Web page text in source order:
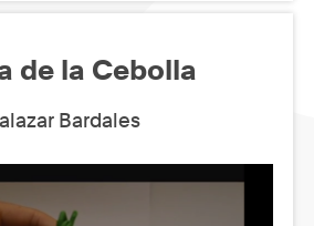
de la Cebolla
Bardales